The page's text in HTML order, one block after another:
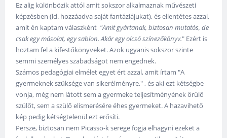
Ez alig különbözik attól amit sokszor alkalmaznak művészeti
képzésben (ld. hozzáadva saját fantáziájukat), és ellentétes azzal,
amit én kaptam válaszként "Amit gyártanak, biztosan mutatós, de
csak egy másolat, egy sablon. Akár egy olcsó színezőkönyv." Ezért is
hoztam fel a kifestőkönyveket. Azok ugyanis sokszor szinte
semmi személyes szabadságot nem engednek.
Számos pedagógiai elmélet egyet ért azzal, amit írtam "A
gyermeknek szüksége van sikerélményre," , és aki ezt kétségbe
vonja, még nem látott sem a gyermeke teljesítményének örülő
szülőt, sem a szülő elismerésére éhes gyermeket. A hazavihető
kép pedig kétségtelenül ezt erősíti.
Persze, biztosan nem Picasso-k serege fogja elhagyni ezeket a